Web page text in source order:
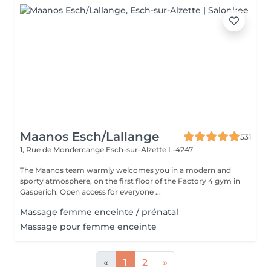
Maanos Esch/Lallange
531
1, Rue de Mondercange Esch-sur-Alzette L-4247
The Maanos team warmly welcomes you in a modern and
sporty atmosphere, on the first floor of the Factory 4 gym in
Gasperich. Open access for everyone ...
Massage femme enceinte / prénatal
Massage pour femme enceinte
« 1 2 »